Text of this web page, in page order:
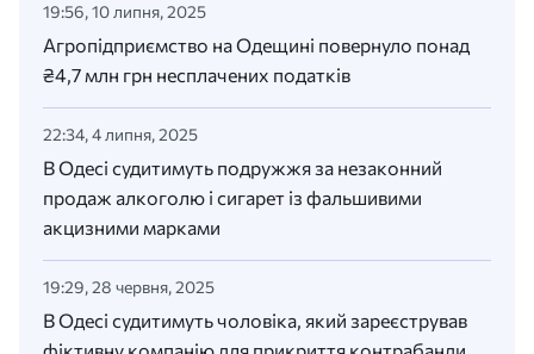
19:56, 10 липня, 2025
Агропідприємство на Одещині повернуло понад
₴4,7 млн грн несплачених податків
22:34, 4 липня, 2025
В Одесі судитимуть подружжя за незаконний
продаж алкоголю і сигарет із фальшивими
акцизними марками
19:29, 28 червня, 2025
В Одесі судитимуть чоловіка, який зареєстрував